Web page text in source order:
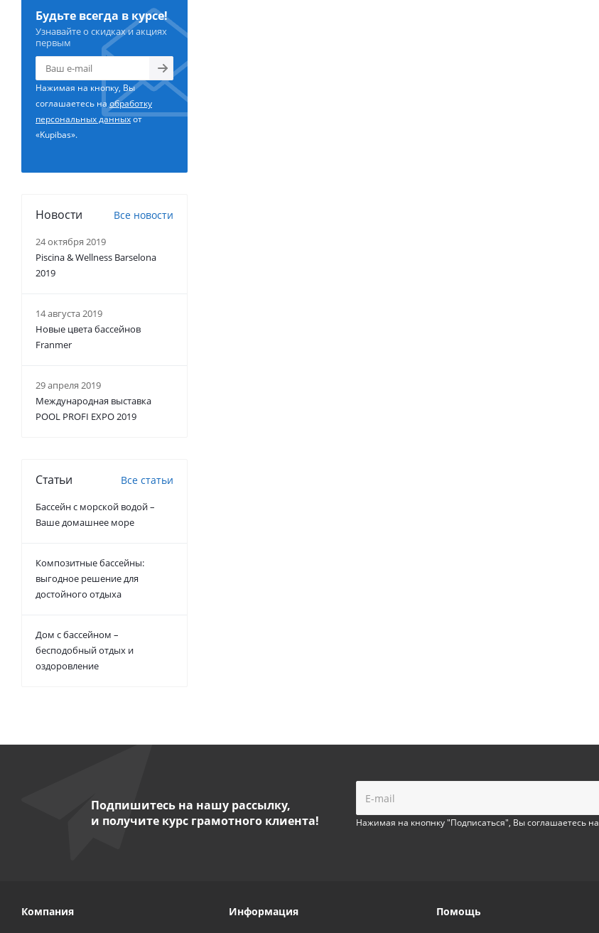
Будьте всегда в курсе!
Узнавайте о скидках и акциях
первым
Нажимая на кнопку, Вы
соглашаетесь наобработку
персональных данныхот
«Kupibas».
Новости Все новости
24 октября 2019
Piscina & Wellness Barselona
2019
14 августа 2019
Новые цвета бассейнов
Franmer
29 апреля 2019
Международная выставка
POOL PROFI EXPO 2019
Статьи Все статьи
Бассейн с морской водой –
Ваше домашнее море
Композитные бассейны:
выгодное решение для
достойного отдыха
Дом с бассейном –
бесподобный отдых и
оздоровление
Подпишитесь на нашу рассылку,
и получите курс грамотного клиента!
Нажимая на кнопнку "Подписаться", Вы соглашаетесь на
Компания Информация Помощь